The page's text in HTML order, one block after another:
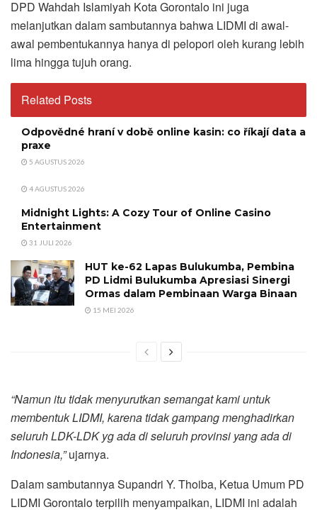
DPD Wahdah Islamiyah Kota Gorontalo ini juga
melanjutkan dalam sambutannya bahwa LIDMI di awal-
awal pembentukannya hanya di pelopori oleh kurang lebih
lima hingga tujuh orang.
Related Posts
Odpovědné hraní v době online kasin: co říkají data a
praxe
5 AGUSTUS 2026
4 AGUSTUS 2026
Midnight Lights: A Cozy Tour of Online Casino
Entertainment
31 JULI 2026
HUT ke-62 Lapas Bulukumba, Pembina
PD Lidmi Bulukumba Apresiasi Sinergi
Ormas dalam Pembinaan Warga Binaan
15 MEI 2026
“Namun itu tidak menyurutkan semangat kami untuk
membentuk LIDMI, karena tidak gampang menghadirkan
seluruh LDK-LDK yg ada di seluruh provinsi yang ada di
Indonesia,”ujarnya.
Dalam sambutannya Supandri Y. Thoiba, Ketua Umum PD
LIDMI Gorontalo terpilih menyampaikan, LIDMI ini adalah